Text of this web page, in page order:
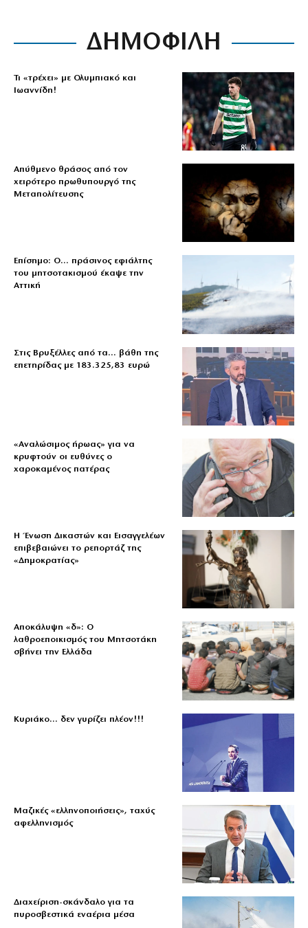
ΔΗΜΟΦΙΛΗ
Τι «τρέχει» με Ολυμπιακό και
Ιωαννίδη!
Απύθμενο θράσος από τον
χειρότερο πρωθυπουργό της
Μεταπολίτευσης
Επίσημο: Ο… πράσινος εφιάλτης
του μητσοτακισμού έκαψε την
Αττική
Στις Βρυξέλλες από τα… βάθη της
επετηρίδας με 183.325,83 ευρώ
«Aναλώσιμος ήρωας» για να
κρυφτούν οι ευθύνες ο
χαροκαμένος πατέρας
Η Ένωση Δικαστών και Εισαγγελέων
επιβεβαιώνει το ρεπορτάζ της
«Δημοκρατίας»
Αποκάλυψη «δ»: Ο
λαθροεποικισμός του Μητσοτάκη
σβήνει την Ελλάδα
Κυριάκο… δεν γυρίζει πλέον!!!
Μαζικές «ελληνοποιήσεις», ταχύς
αφελληνισμός
Διαχείριση-σκάνδαλο για τα
πυροσβεστικά εναέρια μέσα